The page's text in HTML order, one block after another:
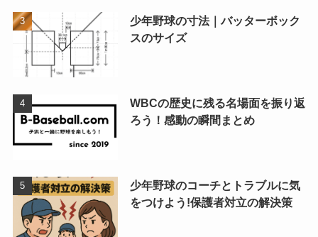
少年野球の寸法｜バッターボック
スのサイズ
WBCの歴史に残る名場面を振り返
ろう！感動の瞬間まとめ
少年野球のコーチとトラブルに気
をつけよう!保護者対立の解決策